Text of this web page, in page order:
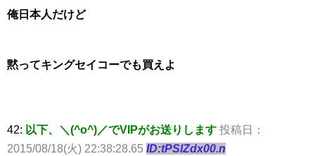
俺日本人だけど
黙ってキングセイコーでも買えよ
42: 以下、＼(^o^)／でVIPがお送りします 投稿日：
2015/08/18(火) 22:38:28.65 ID:tPSlZdx00.n